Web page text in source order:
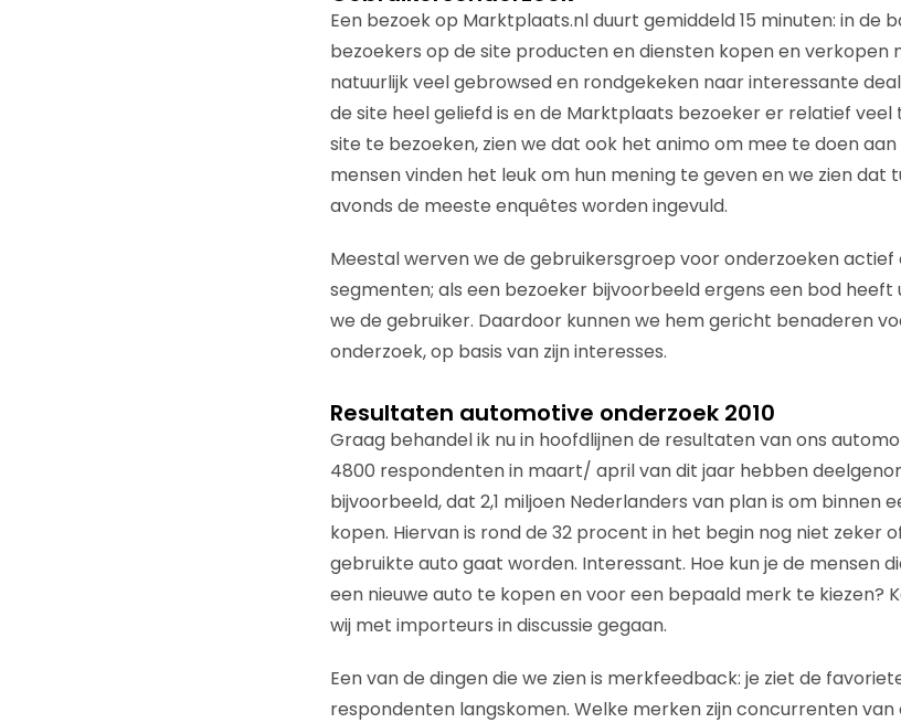
Een bezoek op Marktplaats.nl duurt gemiddeld 15 minuten: in de
bezoekers op de site producten en diensten kopen en
natuurlijk veel gebrowsed en rondgekeken naar interessante
de site heel geliefd is en de Marktplaats bezoeker er relatief
site te bezoeken, zien we dat ook het animo om mee te doen
mensen vinden het leuk om hun mening te geven en we zien dat
avonds de meeste enquêtes worden ingevuld.
Meestal werven we de gebruikersgroep voor onderzoeken actief
segmenten; als een bezoeker bijvoorbeeld ergens een bod
we de gebruiker. Daardoor kunnen we hem gericht benaderen
onderzoek, op basis van zijn interesses.
Resultaten automotive onderzoek 2010
Graag behandel ik nu in hoofdlijnen de resultaten van ons
4800 respondenten in maart/ april van dit jaar hebben
bijvoorbeeld, dat 2,1 miljoen Nederlanders van plan is om binnen
kopen. Hiervan is rond de 32 procent in het begin nog niet zeker
gebruikte auto gaat worden. Interessant. Hoe kun je de mensen
een nieuwe auto te kopen en voor een bepaald merk te kiezen?
wij met importeurs in discussie gegaan.
Een van de dingen die we zien is merkfeedback: je ziet de
respondenten langskomen. Welke merken zijn concurrenten van